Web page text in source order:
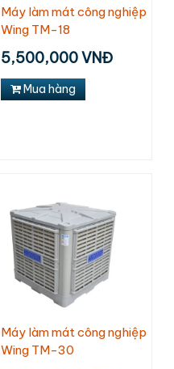
Máy làm mát công nghiệp
Wing TM-18
5,500,000 VNĐ
Mua hàng
Máy làm mát công nghiệp
Wing TM-30